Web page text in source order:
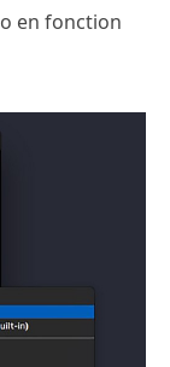
en fonction